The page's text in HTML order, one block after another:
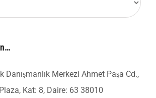
Danışmanlık Merkezi Ahmet Paşa Cd.,
Kat: 8, Daire: 63 38010